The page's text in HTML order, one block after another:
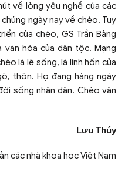
về lòng yêu nghề của các
ngày nay về chèo. Tuy
của chèo, GS Trần Bảng
hóa của dân tộc. Mạng
là lẽ sống, là linh hồn của
thôn. Họ đang hàng ngày
sống nhân dân. Chèo vẫn
Lưu Thúy
các nhà khoa học Việt Nam